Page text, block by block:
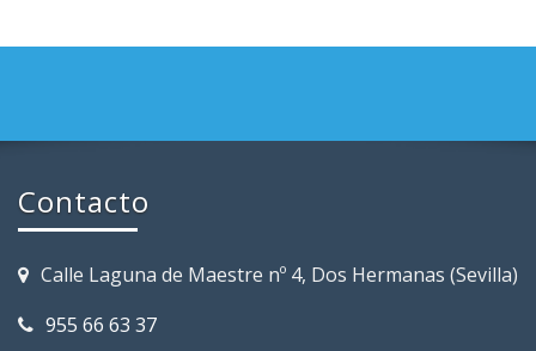
Contacto
Calle Laguna de Maestre nº 4, Dos Hermanas (Sevilla)
955 66 63 37